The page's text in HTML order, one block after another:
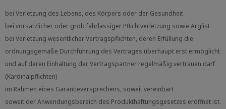
bei Verletzung des Lebens, des Körpers oder der Gesundheit
bei vorsätzlicher oder grob fahrlässiger Pflichtverletzung sowie Arglist
bei Verletzung wesentlicher Vertragspflichten, deren Erfüllung die
ordnungsgemäße Durchführung des Vertrages überhaupt erst ermöglicht
und auf deren Einhaltung der Vertragspartner regelmäßig vertrauen darf
(Kardinalpflichten)
im Rahmen eines Garantieversprechens, soweit vereinbart
soweit der Anwendungsbereich des Produkthaftungsgesetzes eröffnet ist.